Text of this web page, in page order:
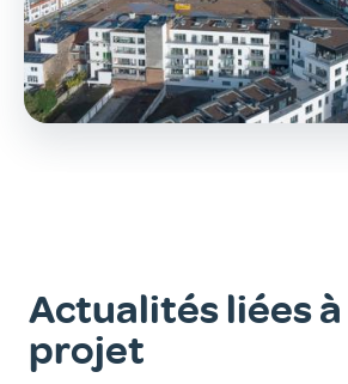
Actualités liées à
projet